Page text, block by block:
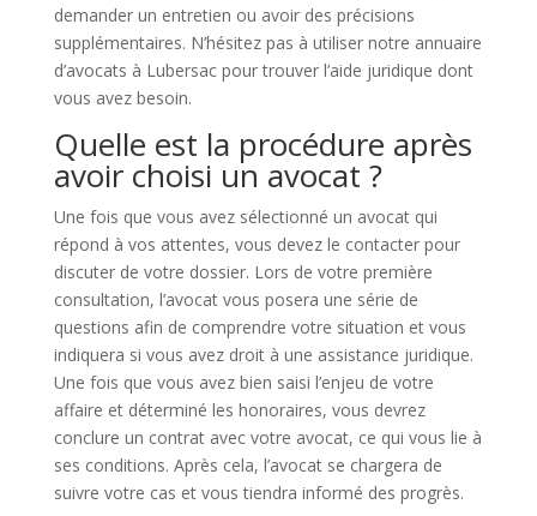
demander un entretien ou avoir des précisions
supplémentaires. N’hésitez pas à utiliser notre annuaire
d’avocats à Lubersac pour trouver l’aide juridique dont
vous avez besoin.
Quelle est la procédure après
avoir choisi un avocat ?
Une fois que vous avez sélectionné un avocat qui
répond à vos attentes, vous devez le contacter pour
discuter de votre dossier. Lors de votre première
consultation, l’avocat vous posera une série de
questions afin de comprendre votre situation et vous
indiquera si vous avez droit à une assistance juridique.
Une fois que vous avez bien saisi l’enjeu de votre
affaire et déterminé les honoraires, vous devrez
conclure un contrat avec votre avocat, ce qui vous lie à
ses conditions. Après cela, l’avocat se chargera de
suivre votre cas et vous tiendra informé des progrès.